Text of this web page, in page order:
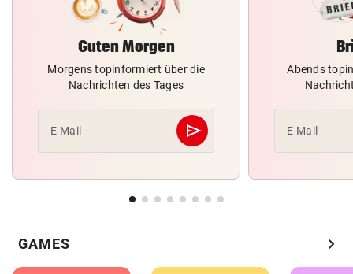
Guten Morgen
Morgens topinformiert über die
Nachrichten des Tages
E-Mail send
Abschicken
Abends
E-Mail
GAMES chevron_right